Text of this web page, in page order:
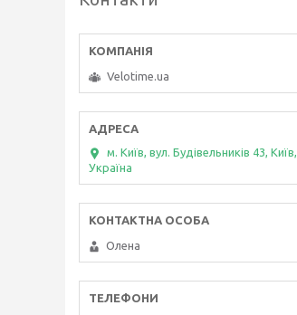
Velotime.ua
м. Київ, вул. Будівельників 43, Київ,
Україна
Олена